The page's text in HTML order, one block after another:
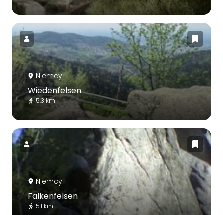
Niemcy
Wiedenfelsen
5.3 km
Niemcy
Falkenfelsen
5.1 km